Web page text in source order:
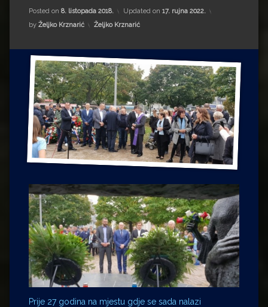
Drugi autori
Drugi autori
Matea Andrić
Ljiljana Lekanić-Kljaić
Željko Krznarić
Mario Lovreković
Posted on 8. listopada 2018. Updated on 17. rujna 2022.
by Željko Krznarić Kategorije:
Željko Krznarić
Prije 27 godina na mjestu gdje se sada nalazi